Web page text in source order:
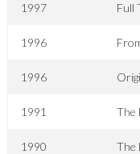
1997 Full
1996
1996
1991 The
1990 The